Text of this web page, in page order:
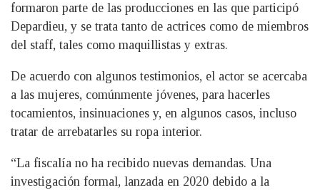
formaron parte de las producciones en las que participó
Depardieu, y se trata tanto de actrices como de miembros
del staff, tales como maquillistas y extras.
De acuerdo con algunos testimonios, el actor se acercaba
a las mujeres, comúnmente jóvenes, para hacerles
tocamientos, insinuaciones y, en algunos casos, incluso
tratar de arrebatarles su ropa interior.
“La fiscalía no ha recibido nuevas demandas. Una
investigación formal, lanzada en 2020 debido a la